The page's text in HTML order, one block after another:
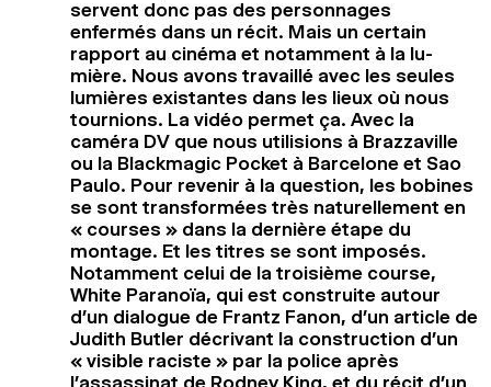
servent donc pas des personnages
enfermés dans un récit. Mais un certain
rapport au cinéma et notamment à la lu-
mière. Nous avons travaillé avec les seules
lumières existantes dans les lieux où nous
tournions. La vidéo permet ça. Avec la
caméra DV que nous utilisions à Brazzaville
ou la Blackmagic Pocket à Barcelone et Sao
Paulo. Pour revenir à la question, les bobines
se sont transformées très naturellement en
« courses » dans la dernière étape du
montage. Et les titres se sont imposés.
Notamment celui de la troisième course,
White Paranoïa, qui est construite autour
d’un dialogue de Frantz Fanon, d’un article de
Judith Butler décrivant la construction d’un
« visible raciste » par la police après
l’assassinat de Rodney King, et du récit d’un